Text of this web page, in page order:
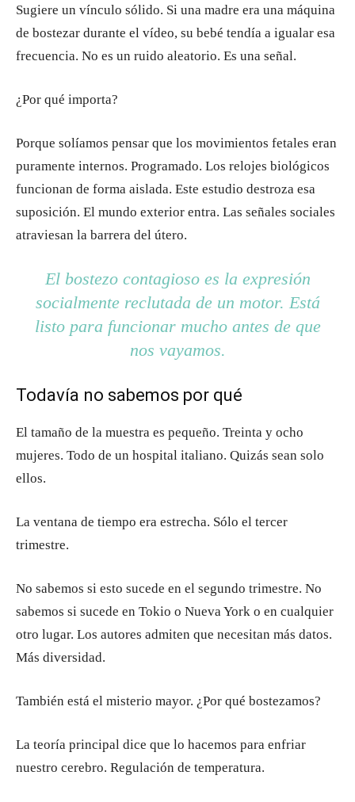
Sugiere un vínculo sólido. Si una madre era una máquina
de bostezar durante el vídeo, su bebé tendía a igualar esa
frecuencia. No es un ruido aleatorio. Es una señal.
¿Por qué importa?
Porque solíamos pensar que los movimientos fetales eran
puramente internos. Programado. Los relojes biológicos
funcionan de forma aislada. Este estudio destroza esa
suposición. El mundo exterior entra. Las señales sociales
atraviesan la barrera del útero.
El bostezo contagioso es la expresión
socialmente reclutada de un motor. Está
listo para funcionar mucho antes de que
nos vayamos.
Todavía no sabemos por qué
El tamaño de la muestra es pequeño. Treinta y ocho
mujeres. Todo de un hospital italiano. Quizás sean solo
ellos.
La ventana de tiempo era estrecha. Sólo el tercer
trimestre.
No sabemos si esto sucede en el segundo trimestre. No
sabemos si sucede en Tokio o Nueva York o en cualquier
otro lugar. Los autores admiten que necesitan más datos.
Más diversidad.
También está el misterio mayor. ¿Por qué bostezamos?
La teoría principal dice que lo hacemos para enfriar
nuestro cerebro. Regulación de temperatura.